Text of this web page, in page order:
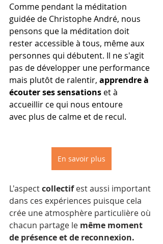
Comme pendant la méditation
guidée de Christophe André, nous
pensons que la méditation doit
rester accessible à tous, même aux
personnes qui débutent. Il ne s'agit
pas de développer une performance
mais plutôt de ralentir, apprendre à
écouter ses sensations et à
accueillir ce qui nous entoure
avec plus de calme et de recul.
En savoir plus
L'aspect collectif est aussi important
dans ces expériences puisque cela
crée une atmosphère particulière où
chacun partage le même moment
de présence et de reconnexion.